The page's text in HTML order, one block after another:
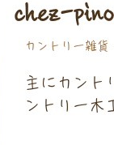
chez-
カントリー雑貨
主にカント
ントリー木